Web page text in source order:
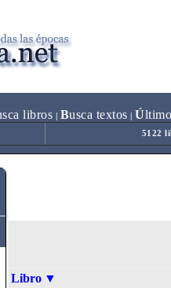
libros Busca textos Ú
5122
Libro ▼